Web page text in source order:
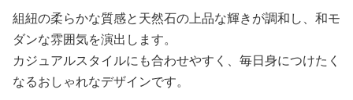
組紐の柔らかな質感と天然石の上品な輝きが調和し、和モ
ダンな雰囲気を演出します。
カジュアルスタイルにも合わせやすく、毎日身につけたく
なるおしゃれなデザインです。